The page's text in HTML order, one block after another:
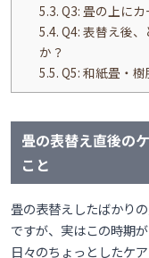
5.3. Q3: 畳の上に
5.4. Q4: 表替え後
か？
5.5. Q5: 和紙畳・
畳の表替え直後の
こと
畳の表替えしたばかり
ですが、実はこの時期が
日々のちょっとしたケ